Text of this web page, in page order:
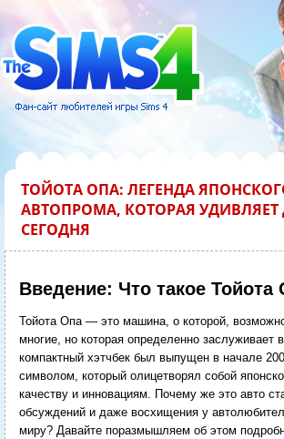
ТОЙОТА ОПА: ЛЕГЕНДА
АВТОПРОМА, КОТОРАЯ УДИВЛЯЕТ
СЕГОДНЯ
Введение: Что такое Тойота
Тойота Опа — это машина, о которой,
многие, но которая определенно заслуживает
компактный хэтчбек был выпущен в начале
символом, который олицетворял собой
качеству и инновациям. Почему же это авто
обсуждений и даже восхищения у
миру? Давайте поразмышляем об этом